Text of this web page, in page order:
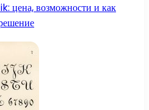
цена, возможности и как